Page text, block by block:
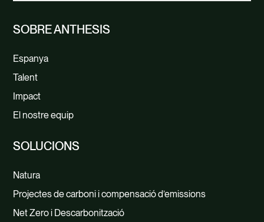
SOBRE ANTHESIS
Espanya
Talent
Impact
El nostre equip
SOLUCIONS
Natura
Projectes de carboni i compensació d’emissions
Net Zero i Descarbonització